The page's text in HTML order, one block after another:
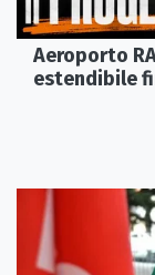
Aeroporto
estendibile